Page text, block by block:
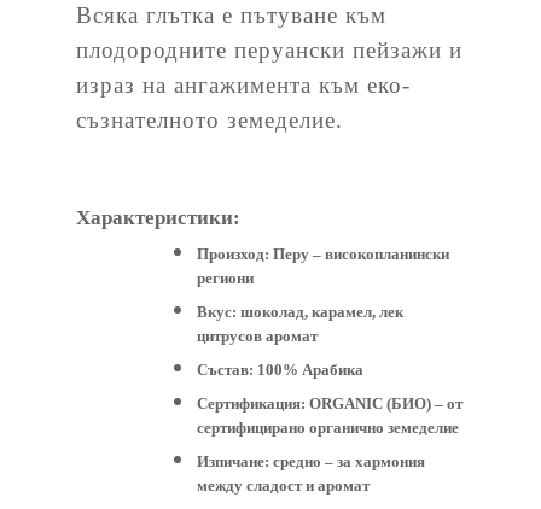
Всяка глътка е пътуване към
плодородните перуански пейзажи и
израз на ангажимента към еко-
съзнателното земеделие.
Характеристики:
Произход: Перу – високопланински
региони
Вкус: шоколад, карамел, лек
цитрусов аромат
Състав: 100% Арабика
Сертификация: ORGANIC (БИО) – от
сертифицирано органично земеделие
Изпичане: средно – за хармония
между сладост и аромат